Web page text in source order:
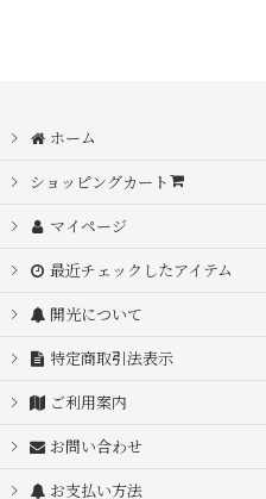
ホーム
ショッピングカート
マイページ
最近チェックしたアイテム
開光について
特定商取引法表示
ご利用案内
お問い合わせ
お支払い方法